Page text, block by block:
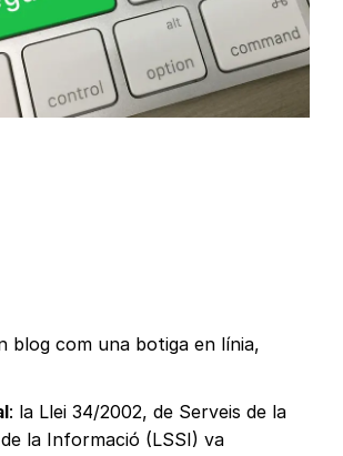
blog com una botiga en línia,
: la Llei 34/2002, de Serveis de la
la Informació (LSSI) va